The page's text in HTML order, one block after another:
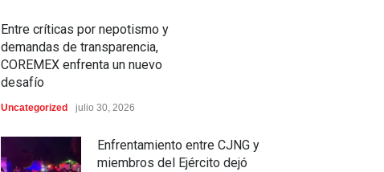
Entre críticas por nepotismo y
demandas de transparencia,
COREMEX enfrenta un nuevo
desafío
Uncategorized julio 30, 2026
Enfrentamiento entre CJNG y
miembros del Ejército dejó